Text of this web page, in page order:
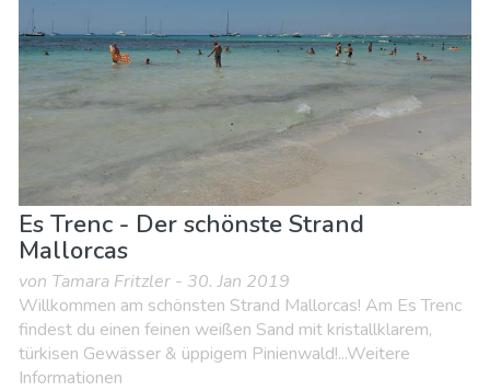
Strände
Es Trenc - Der schönste Strand
Mallorcas
von Tamara Fritzler - 30. Jan 2019
Willkommen am schönsten Strand Mallorcas! Am Es Trenc
findest du einen feinen weißen Sand mit kristallklarem,
türkisen Gewässer & üppigem Pinienwald!...Weitere
Informationen